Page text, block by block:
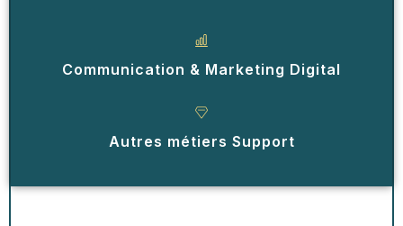
Communication & Marketing Digital
Autres métiers Support